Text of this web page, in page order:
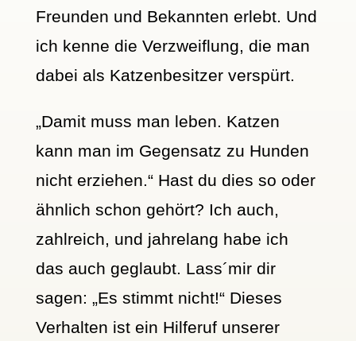
Freunden und Bekannten erlebt. Und
ich kenne die Verzweiflung, die man
dabei als Katzenbesitzer verspürt.
„Damit muss man leben. Katzen
kann man im Gegensatz zu Hunden
nicht erziehen.“ Hast du dies so oder
ähnlich schon gehört? Ich auch,
zahlreich, und jahrelang habe ich
das auch geglaubt. Lass´mir dir
sagen: „Es stimmt nicht!“ Dieses
Verhalten ist ein Hilferuf unserer